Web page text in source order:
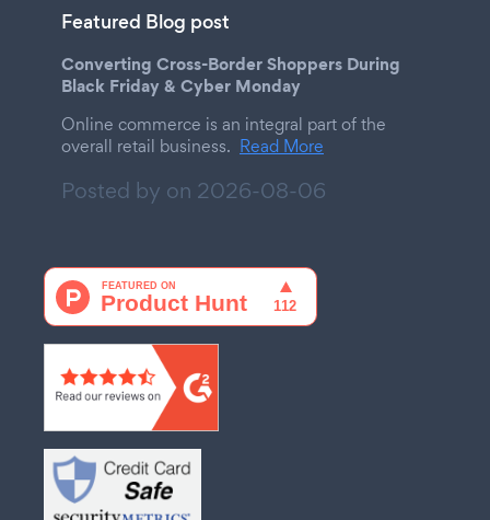
Featured Blog post
Converting Cross-Border Shoppers During
Black Friday & Cyber Monday
Online commerce is an integral part of the
overall retail business. Read More
Posted by on 2026-08-06